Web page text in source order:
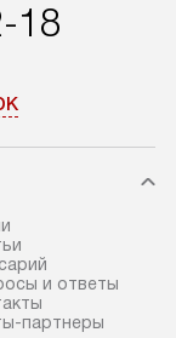
18
и ответы
партнеры